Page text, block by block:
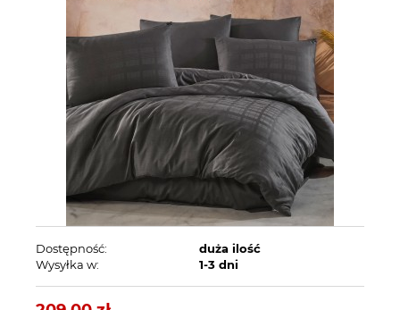
Dostępność:
duża ilość
Wysyłka w:
1-3 dni